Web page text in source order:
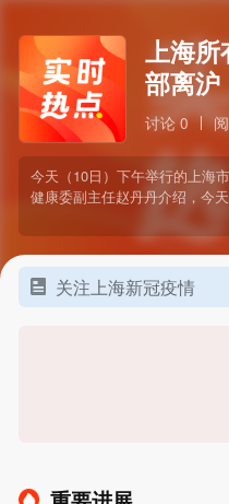
上海所
部离沪
讨论 0
今天（10日）下午举行的上海
健康委副主任赵丹丹介绍，今
江苏省重症医疗队送行。至此
关注上海新冠疫情